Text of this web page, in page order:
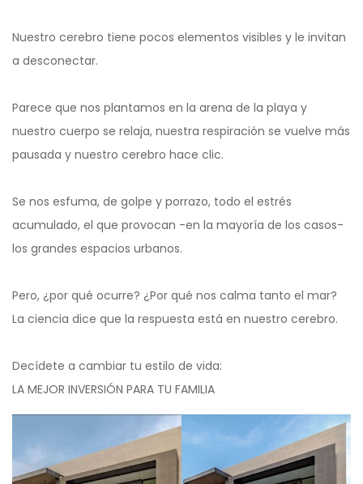
Nuestro cerebro tiene pocos elementos visibles y le invitan
a desconectar.
Parece que nos plantamos en la arena de la playa y
nuestro cuerpo se relaja, nuestra respiración se vuelve más
pausada y nuestro cerebro hace clic.
Se nos esfuma, de golpe y porrazo, todo el estrés
acumulado, el que provocan -en la mayoría de los casos-
los grandes espacios urbanos.
Pero, ¿por qué ocurre? ¿Por qué nos calma tanto el mar?
La ciencia dice que la respuesta está en nuestro cerebro.
Decídete a cambiar tu estilo de vida:
LA MEJOR INVERSIÓN PARA TU FAMILIA